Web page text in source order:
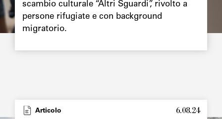
scambio culturale “Altri Sguardi”, rivolto a
persone rifugiate e con background
migratorio.
TypeArticolo 6.08.24